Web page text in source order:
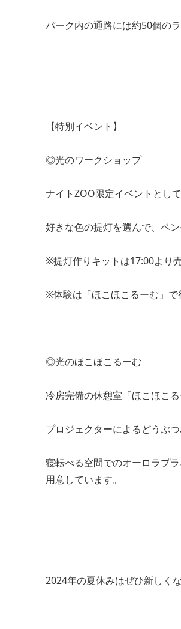
パーク内の通路には約50個の
【特別イベント】
◎光のワークショップ
ナイトZOO限定イベントとし
好きな色の提灯を選んで、ペ
※提灯作りキットは17:00より
※体験は「ほこほこるーむ」で
◎光のほこほこるーむ
冷房完備の休憩室「ほこほこる
プロジェクターによるどうぶ
寝転べる空間でのオーロラプ
用意しています。
2024年の夏休みはぜひ新しく